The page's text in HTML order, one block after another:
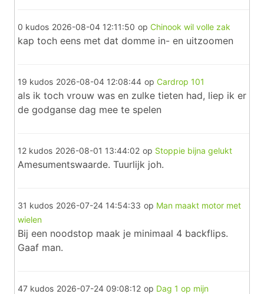
0 kudos 2026-08-04 12:11:50 op Chinook wil volle zak
kap toch eens met dat domme in- en uitzoomen
19 kudos 2026-08-04 12:08:44 op Cardrop 101
als ik toch vrouw was en zulke tieten had, liep ik er
de godganse dag mee te spelen
12 kudos 2026-08-01 13:44:02 op Stoppie bijna gelukt
Amesumentswaarde. Tuurlijk joh.
31 kudos 2026-07-24 14:54:33 op Man maakt motor met
wielen
Bij een noodstop maak je minimaal 4 backflips.
Gaaf man.
47 kudos 2026-07-24 09:08:12 op Dag 1 op mijn